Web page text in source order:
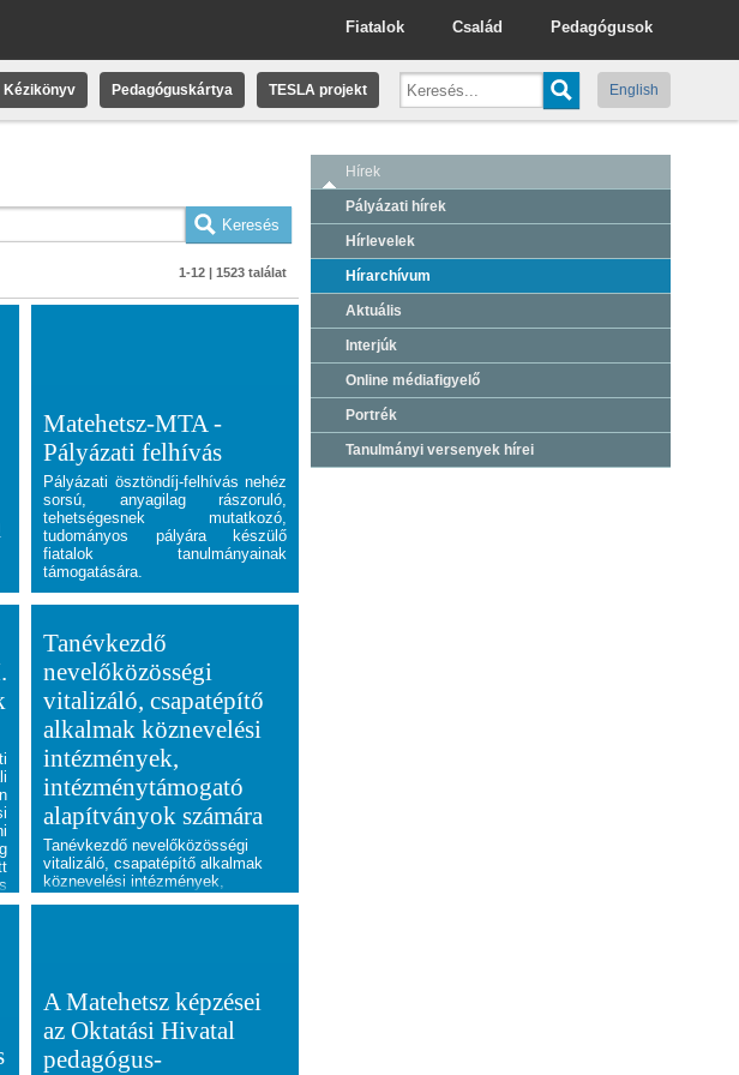
Pedagógusok
Család
Fiatalok
Kézikönyv Pedagóguskártya TESLA projekt English
1-12 | 1523 találat
Matehetsz-MTA -
Pályázati felhívás
Pályázati ösztöndíj-felhívás nehéz
sorsú, anyagilag rászoruló,
tehetségesnek mutatkozó,
tudományos pályára készülő
fiatalok tanulmányainak
támogatására.
Tanévkezdő
nevelőközösségi
vitalizáló, csapatépítő
alkalmak köznevelési
intézmények,
intézménytámogató
alapítványok számára
Tanévkezdő nevelőközösségi
vitalizáló, csapatépítő alkalmak
köznevelési intézmények,
Választható napok: augusztus 25,
26, 27.
A Matehetsz képzései
az Oktatási Hivatal
pedagógus-
Hírek
Pályázati hírek
Hírlevelek
Hírarchívum
Aktuális
Interjúk
Online médiafigyelő
Portrék
Tanulmányi versenyek hírei